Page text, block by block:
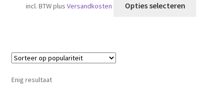
incl. BTWplus Versandkosten Opties selecteren
Enig resultaat